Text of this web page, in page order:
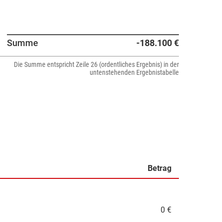
Summe -188.100 €
Die Summe entspricht Zeile 26 (ordentliches Ergebnis) in der
untenstehenden Ergebnistabelle
Betrag
0 €